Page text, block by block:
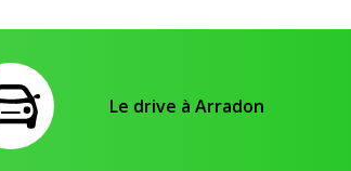
Le drive à Arradon